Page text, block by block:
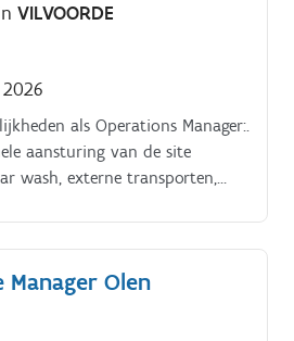
VILVOORDE
als Operations Manager:.
aansturing van de site
wash, externe transporten,
Manager Olen